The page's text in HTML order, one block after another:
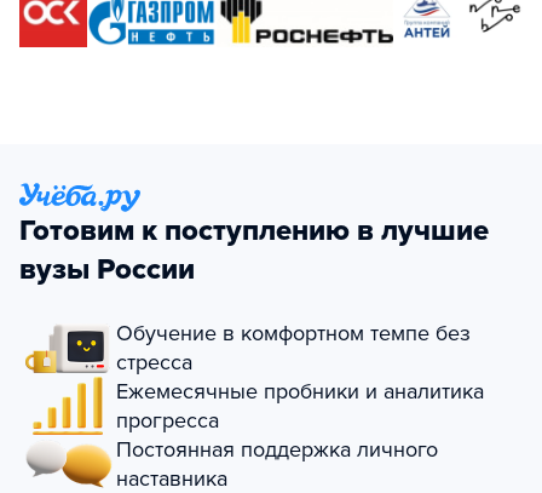
Готовим к поступлению в лучшие
вузы России
Обучение в комфортном темпе без
стресса
Ежемесячные пробники и аналитика
прогресса
Постоянная поддержка личного
наставника